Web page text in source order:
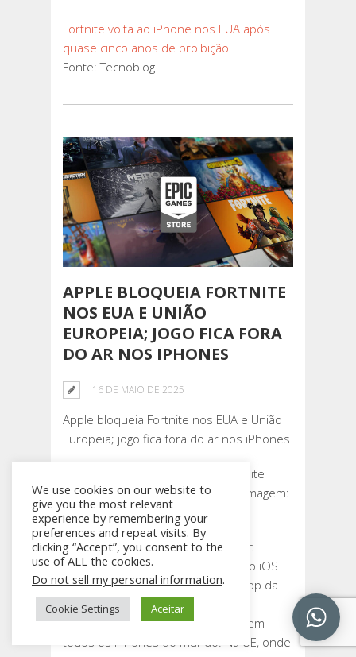
Fortnite volta ao iPhone nos EUA após
quase cinco anos de proibição
Fonte: Tecnoblog
APPLE BLOQUEIA FORTNITE
NOS EUA E UNIÃO
EUROPEIA; JOGO FICA FORA
DO AR NOS IPHONES
16 DE MAIO DE 2025
Apple bloqueia Fortnite nos EUA e União
Europeia; jogo fica fora do ar nos iPhones
Epic Games terá que manter Fortnite
offline no iOS em todo o mundo (Imagem:
Divulgação/Epic)
A Apple bloqueou o pedido da Epic
Games de liberar o jogo Fortnite no iOS
dos Estados Unidos e na loja de app da
Epic na União Europeia. Devido ao
impedimento, o game está offline em
todos os iPhones do mundo. Na UE, onde
We use cookies on our website to
give you the most relevant
experience by remembering your
preferences and repeat visits. By
clicking “Accept”, you consent to the
use of ALL the cookies.
Do not sell my personal information.
Cookie Settings Aceitar